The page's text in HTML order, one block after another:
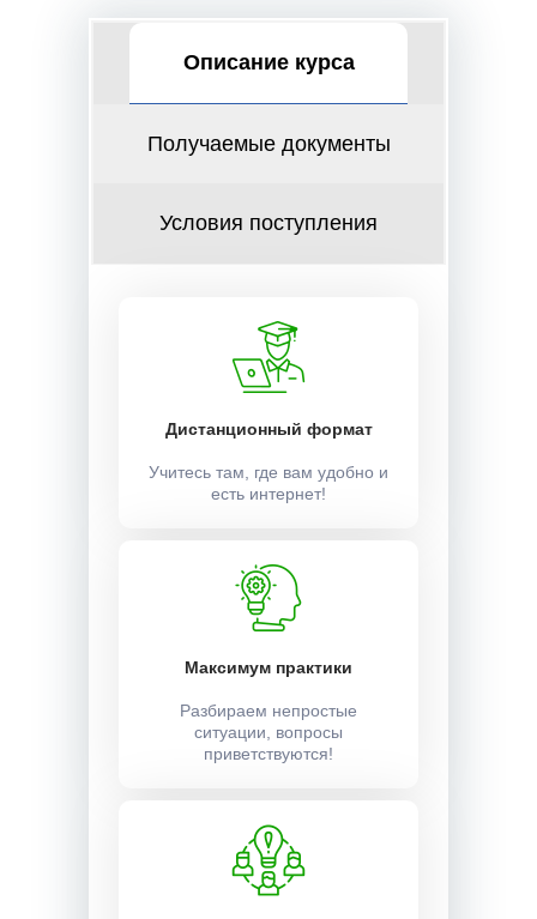
Описание курса
Получаемые документы
Условия поступления
Дистанционный формат
Учитесь там, где вам удобно и
есть интернет!
Максимум практики
Разбираем непростые
ситуации, вопросы
приветствуются!